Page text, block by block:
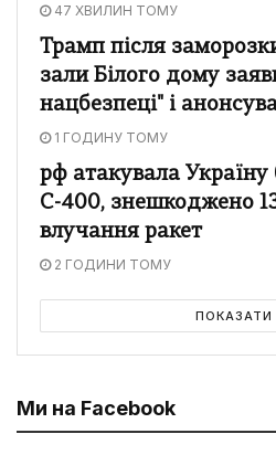
47 ХВИЛИН ТОМУ
Трамп після
зали Білого дому
нацбезпеці" і
1 ГОДИНУ ТОМУ
рф атакувала Україну
С-400, знешкоджено
влучання ракет
2 ГОДИНИ ТОМУ
ПОКАЗАТИ
Ми на Facebook